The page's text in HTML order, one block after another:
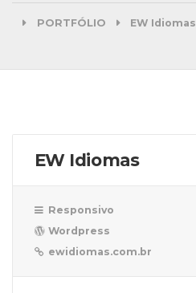
PORTFÓLIO EW Idiomas
EW Idiomas
Responsivo
Wordpress
ewidiomas.com.br